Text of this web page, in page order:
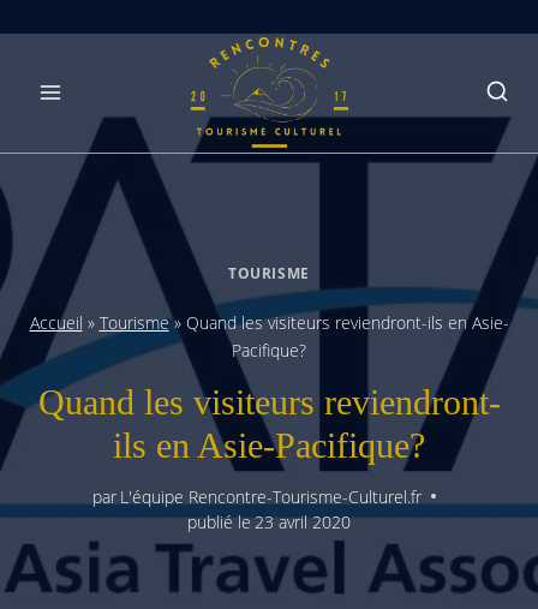
TOURISME
Accueil » Tourisme» Quand les visiteurs reviendront-ils en Asie-
Pacifique?
Quand les visiteurs reviendront-
ils en Asie-Pacifique?
par L'équipe Rencontre-Tourisme-Culturel.fr
publié le23 avril 2020